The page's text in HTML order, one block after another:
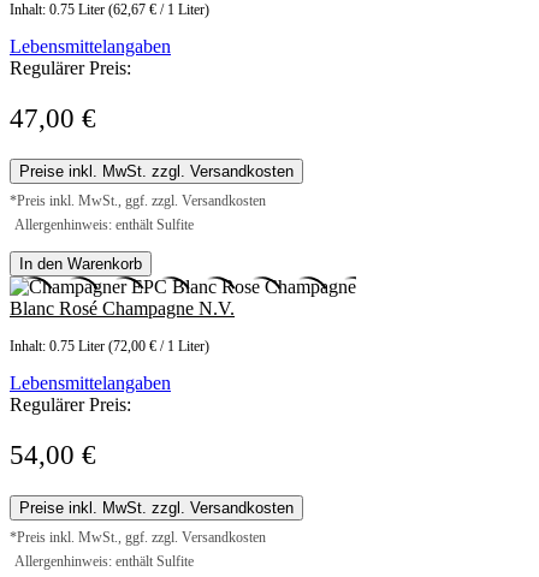
Inhalt: 0.75 Liter (62,67 € / 1 Liter)
Lebensmittelangaben
Regulärer Preis:
47,00 €
Preise inkl. MwSt. zzgl. Versandkosten
*Preis inkl. MwSt., ggf. zzgl. Versandkosten
Allergenhinweis: enthält Sulfite
In den Warenkorb
Blanc Rosé Champagne N.V.
Inhalt: 0.75 Liter (72,00 € / 1 Liter)
Lebensmittelangaben
Regulärer Preis:
54,00 €
Preise inkl. MwSt. zzgl. Versandkosten
*Preis inkl. MwSt., ggf. zzgl. Versandkosten
Allergenhinweis: enthält Sulfite